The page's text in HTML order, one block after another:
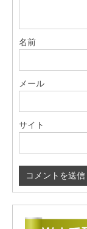
名前
メール
サイト